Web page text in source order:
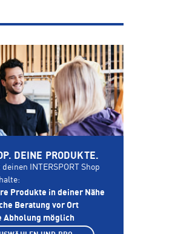
DEINE PRODUKTE.
INTERSPORT Shop
Produkte in deiner Nähe
Beratung vor Ort
Abholung möglich